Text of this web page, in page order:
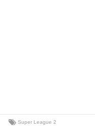
Super League 2